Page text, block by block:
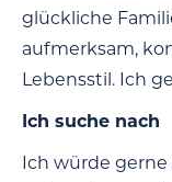
glückliche
aufmerksam,
Lebensstil. Ich
Ich suche nach
Ich würde